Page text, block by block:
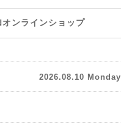
ンラインショップ
2026.08.10 Monday